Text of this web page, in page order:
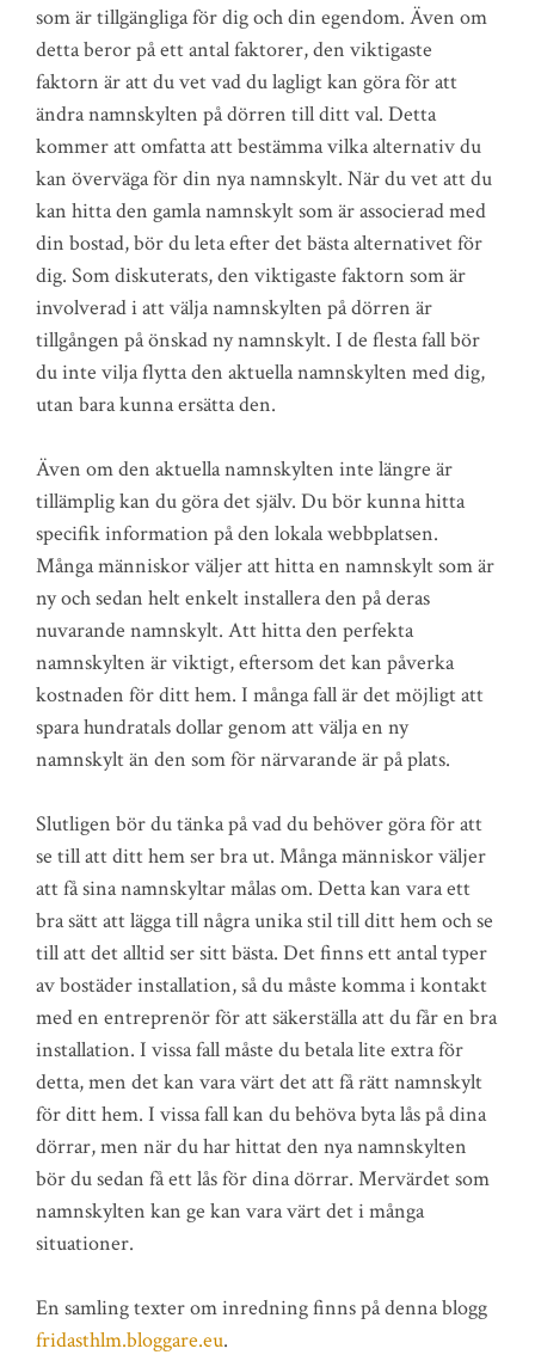
som är tillgängliga för dig och din egendom. Även om
detta beror på ett antal faktorer, den viktigaste
faktorn är att du vet vad du lagligt kan göra för att
ändra namnskylten på dörren till ditt val. Detta
kommer att omfatta att bestämma vilka alternativ du
kan överväga för din nya namnskylt. När du vet att du
kan hitta den gamla namnskylt som är associerad med
din bostad, bör du leta efter det bästa alternativet för
dig. Som diskuterats, den viktigaste faktorn som är
involverad i att välja namnskylten på dörren är
tillgången på önskad ny namnskylt. I de flesta fall bör
du inte vilja flytta den aktuella namnskylten med dig,
utan bara kunna ersätta den.
Även om den aktuella namnskylten inte längre är
tillämplig kan du göra det själv. Du bör kunna hitta
specifik information på den lokala webbplatsen.
Många människor väljer att hitta en namnskylt som är
ny och sedan helt enkelt installera den på deras
nuvarande namnskylt. Att hitta den perfekta
namnskylten är viktigt, eftersom det kan påverka
kostnaden för ditt hem. I många fall är det möjligt att
spara hundratals dollar genom att välja en ny
namnskylt än den som för närvarande är på plats.
Slutligen bör du tänka på vad du behöver göra för att
se till att ditt hem ser bra ut. Många människor väljer
att få sina namnskyltar målas om. Detta kan vara ett
bra sätt att lägga till några unika stil till ditt hem och se
till att det alltid ser sitt bästa. Det finns ett antal typer
av bostäder installation, så du måste komma i kontakt
med en entreprenör för att säkerställa att du får en bra
installation. I vissa fall måste du betala lite extra för
detta, men det kan vara värt det att få rätt namnskylt
för ditt hem. I vissa fall kan du behöva byta lås på dina
dörrar, men när du har hittat den nya namnskylten
bör du sedan få ett lås för dina dörrar. Mervärdet som
namnskylten kan ge kan vara värt det i många
situationer.
En samling texter om inredning finns på denna blogg
fridasthlm.bloggare.eu.